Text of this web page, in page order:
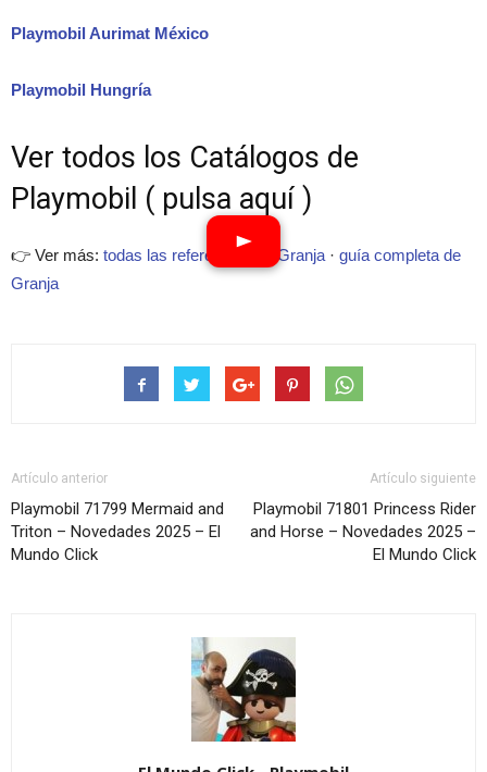
Playmobil Aurimat México
Playmobil Hungría
Ver todos los Catálogos de
Playmobil ( pulsa aquí )
👉 Ver más: todas las referencias de Granja · guía completa de
Granja
Artículo anterior
Playmobil 71799 Mermaid and
Triton – Novedades 2025 – El
Mundo Click
Artículo siguiente
Playmobil 71801 Princess Rider
and Horse – Novedades 2025 –
El Mundo Click